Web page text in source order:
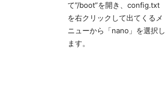
て”/boot”を開き、config.txt
を右クリックして出てくるメ
ニューから「nano」を選択し
ます。